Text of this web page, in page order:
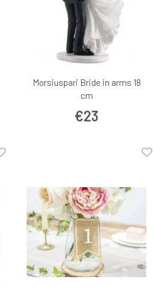
Morsiuspari Bride in arms 18
cm
€23